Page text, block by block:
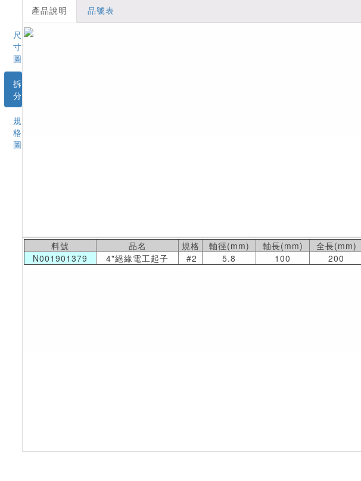
產品說明 品號表
尺
寸
圖
拆
分
規
格
圖
料號 品名 規格 軸徑(mm) 軸長(mm) 全長(mm)
N001901379
4"絕緣電工起子 #2 5.8 100 200